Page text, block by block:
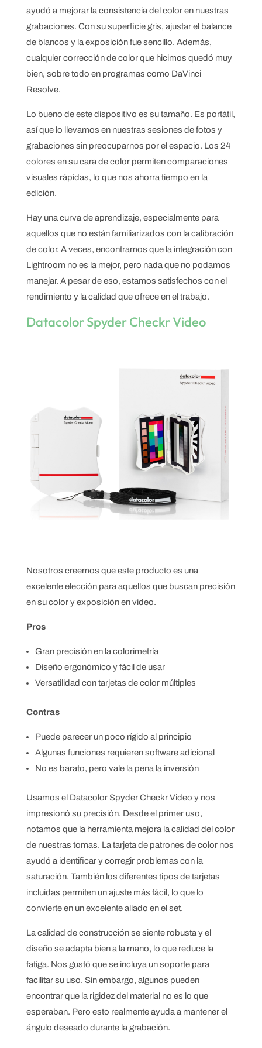
ayudó a mejorar la consistencia del color en nuestras
grabaciones. Con su superficie gris, ajustar el balance
de blancos y la exposición fue sencillo. Además,
cualquier corrección de color que hicimos quedó muy
bien, sobre todo en programas como DaVinci
Resolve.
Lo bueno de este dispositivo es su tamaño. Es portátil,
así que lo llevamos en nuestras sesiones de fotos y
grabaciones sin preocuparnos por el espacio. Los 24
colores en su cara de color permiten comparaciones
visuales rápidas, lo que nos ahorra tiempo en la
edición.
Hay una curva de aprendizaje, especialmente para
aquellos que no están familiarizados con la calibración
de color. A veces, encontramos que la integración con
Lightroom no es la mejor, pero nada que no podamos
manejar. A pesar de eso, estamos satisfechos con el
rendimiento y la calidad que ofrece en el trabajo.
Datacolor Spyder Checkr Video
Nosotros creemos que este producto es una
excelente elección para aquellos que buscan precisión
en su color y exposición en video.
Pros
Gran precisión en la colorimetría
Diseño ergonómico y fácil de usar
Versatilidad con tarjetas de color múltiples
Contras
Puede parecer un poco rígido al principio
Algunas funciones requieren software adicional
No es barato, pero vale la pena la inversión
Usamos el Datacolor Spyder Checkr Video y nos
impresionó su precisión. Desde el primer uso,
notamos que la herramienta mejora la calidad del color
de nuestras tomas. La tarjeta de patrones de color nos
ayudó a identificar y corregir problemas con la
saturación. También los diferentes tipos de tarjetas
incluidas permiten un ajuste más fácil, lo que lo
convierte en un excelente aliado en el set.
La calidad de construcción se siente robusta y el
diseño se adapta bien a la mano, lo que reduce la
fatiga. Nos gustó que se incluya un soporte para
facilitar su uso. Sin embargo, algunos pueden
encontrar que la rigidez del material no es lo que
esperaban. Pero esto realmente ayuda a mantener el
ángulo deseado durante la grabación.